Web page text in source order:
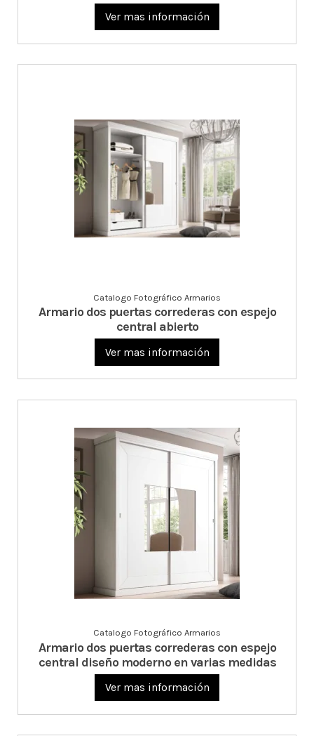
Ver mas información
Catalogo Fotográfico Armarios
Armario dos puertas correderas con espejo
central abierto
Ver mas información
Catalogo Fotográfico Armarios
Armario dos puertas correderas con espejo
central diseño moderno en varias medidas
Ver mas información